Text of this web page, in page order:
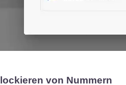
von Nummern